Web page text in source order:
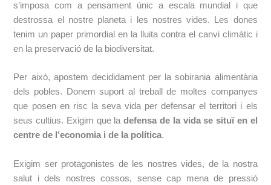
s’imposa com a pensament únic a escalamundial i que
destrossa el nostre planeta i les nostres vides. Les dones
tenim un paper primordial en la lluita contra el canvi climàtic i
en la preservació de la biodiversitat.
Per això, apostem decididament per la sobirania alimentària
dels pobles. Donem suport al treball de moltes companyes
que posen en risc la seva vida per defensar el territori i els
seus cultius. Exigim que ​ladefensa de la vida se situï en el
centre de l’economia ide la política.
Exigim ser protagonistes de les nostres vides, de la nostra
salut i dels nostres cossos, sense cap mena de pressió